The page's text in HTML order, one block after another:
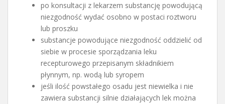
po konsultacji z lekarzem substancję powodującą
niezgodność wydać osobno w postaci roztworu
lub proszku
substancje powodujące niezgodność oddzielić od
siebie w procesie sporządzania leku
recepturowego przepisanym składnikiem
płynnym, np. wodą lub syropem
jeśli ilość powstałego osadu jest niewielka i nie
zawiera substancji silnie działających lek można